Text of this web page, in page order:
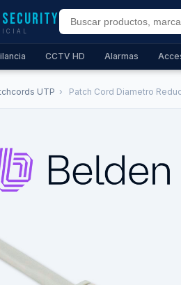
Security
CCTV HD Alarmas
UTP › Patch Cord Diametro